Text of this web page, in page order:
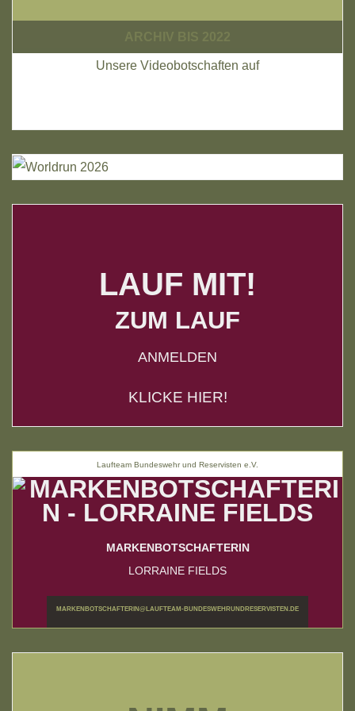
Unsere Videobotschaften auf
LAUF MIT!
ZUM LAUF
ANMELDEN
KLICKE HIER!
Laufteam Bundeswehr und Reservisten e.V.
MARKENBOTSCHAFTERIN
LORRAINE FIELDS
MARKENBOTSCHAFTERIN@LAUFTEAM-BUNDESWEHRUNDRESERVISTEN.DE